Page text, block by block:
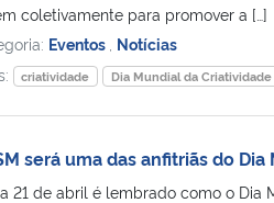
coletivamente para promover a […]
Eventos Notícias
criatividade Dia Mundial da Criatividade
será uma das anfitriãs do
21 de abril é lembrado como o Dia